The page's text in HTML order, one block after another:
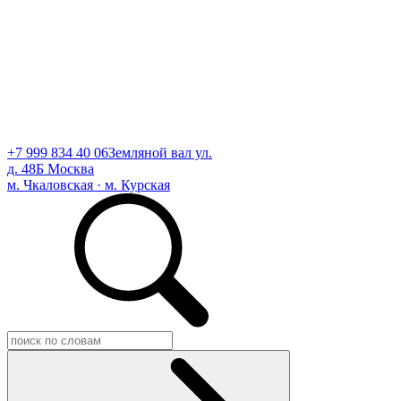
+7 999 834 40 06Земляной вал ул.
д. 48Б Москва
м. Чкаловская · м. Курская